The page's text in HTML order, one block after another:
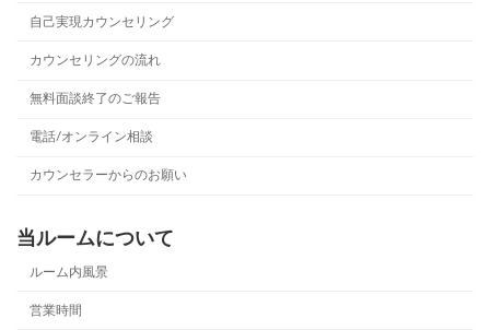
自己実現カウンセリング
カウンセリングの流れ
無料面談終了のご報告
電話/オンライン相談
カウンセラーからのお願い
当ルームについて
ルーム内風景
営業時間